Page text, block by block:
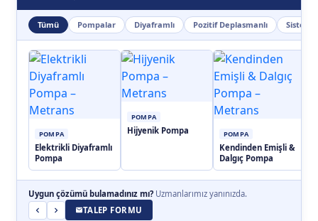
Tümü Pompalar Diyaframlı Pozitif Deplasmanlı
POMPA
Elektrikli Diyaframlı
Pompa
POMPA
Hijyenik Pompa POMPA
Kendinden Emişli &
Dalgıç Pompa
Uygun çözümü bulamadınız mı?Uzmanlarımız yanınızda.
TALEP FORMU